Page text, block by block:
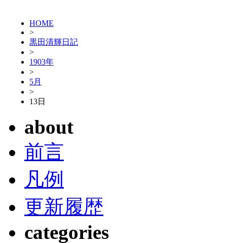
HOME
>
黒田清輝日記
>
1903年
>
5月
>
13日
about
前言
凡例
更新履歴
categories